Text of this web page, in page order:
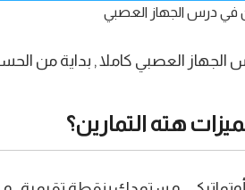
في درس الجهاز العصبي
الجهاز العصبي كاملا , بداية من
هته التمارين؟